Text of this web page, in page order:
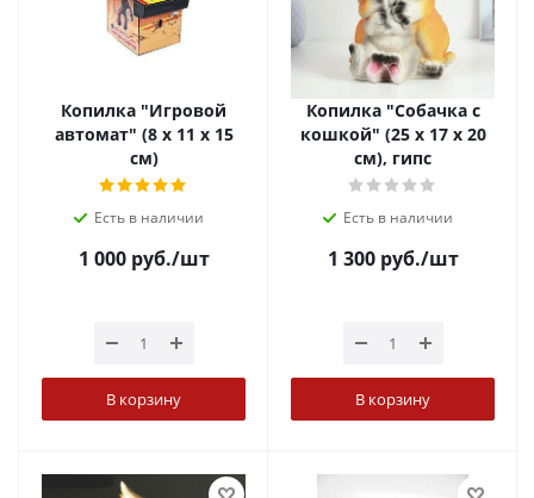
Копилка "Игровой
автомат" (8 х 11 х 15
см)
Есть в наличии
1 000руб./шт
В корзину
Копилка "Собачка с
кошкой" (25 х 17 х 20
см), гипс
Есть в наличии
1 300руб./шт
В корзину